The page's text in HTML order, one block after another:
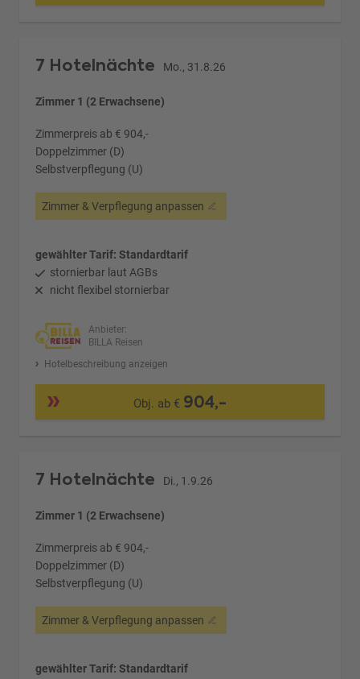
7 Hotelnächte Mo., 31.8.26
Zimmer 1 (2 Erwachsene)
Zimmerpreis ab € 904,-
Doppelzimmer (D)
Selbstverpflegung (U)
Zimmer & Verpflegung anpassen
gewählter Tarif: Standardtarif
stornierbar laut AGBs
nicht flexibel stornierbar
Anbieter:
BILLA Reisen
Hotelbeschreibung anzeigen
Obj. ab € 904,-
7 Hotelnächte Di., 1.9.26
Zimmer 1 (2 Erwachsene)
Zimmerpreis ab € 904,-
Doppelzimmer (D)
Selbstverpflegung (U)
Zimmer & Verpflegung anpassen
gewählter Tarif: Standardtarif